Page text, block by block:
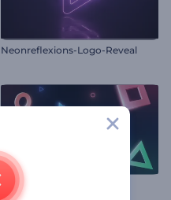
Neonreflexions-Logo-Reveal
Lebendiger Spiele-Opener